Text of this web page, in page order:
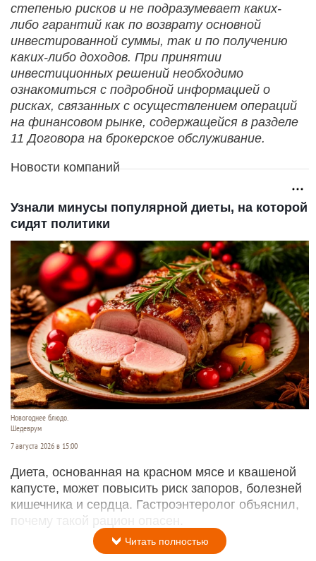
степенью рисков и не подразумевает каких-
либо гарантий как по возврату основной
инвестированной суммы, так и по получению
каких-либо доходов. При принятии
инвестиционных решений необходимо
ознакомиться с подробной информацией о
рисках, связанных с осуществлением операций
на финансовом рынке, содержащейся в разделе
11 Договора на брокерское обслуживание.
Новости компаний
Узнали минусы популярной диеты, на которой
сидят политики
Новогоднее блюдо.
Шедеврум
7 августа 2026 в 15:00
Диета, основанная на красном мясе и квашеной
капусте, может повысить риск запоров, болезней
кишечника и сердца. Гастроэнтеролог объяснил,
почему такой рацион опасен.
Читать полностью